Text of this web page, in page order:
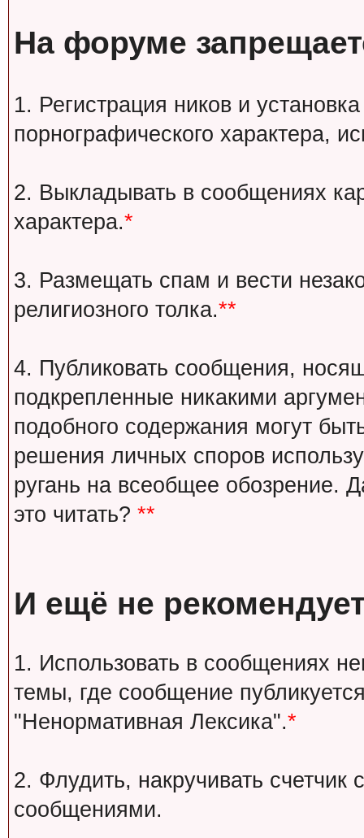
На форуме
1. Регистрация ников и
порнографического характера,
2. Выкладывать в сообщениях
характера.*
3. Размещать спам и вести
религиозного толка.**
4. Публиковать сообщения,
подкрепленные никакими
подобного содержания могут
решения личных споров
ругань на всеобщее обозрение.
это читать? **
И ещё не
1. Использовать в сообщениях
темы, где сообщение
"Ненормативная Лексика".*
2. Флудить, накручивать
сообщениями.